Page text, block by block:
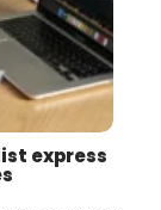
express